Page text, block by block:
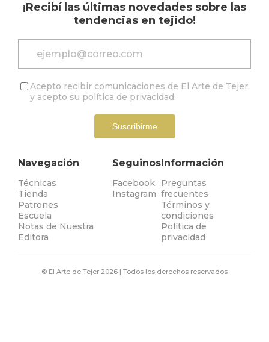
¡Recibí las últimas novedades sobre las
tendencias en tejido!
Acepto recibir comunicaciones de El Arte de Tejer,
y acepto su política de privacidad.
Suscribirme
Navegación
Técnicas
Tienda
Patrones
Escuela
Notas de Nuestra
Editora
Seguinos
Facebook
Instagram
Información
Preguntas
frecuentes
Términos y
condiciones
Política de
privacidad
© El Arte de Tejer 2026 | Todos los derechos reservados